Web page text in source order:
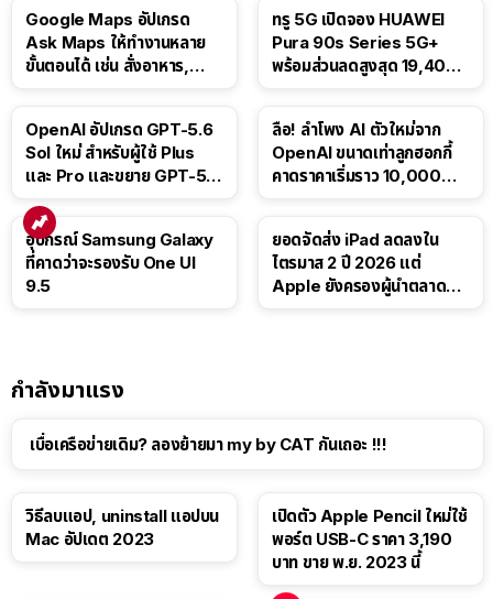
Google Maps อัปเกรด
Ask Maps ให้ทำงานหลาย
ขั้นตอนได้ เช่น สั่งอาหาร,
ทรู 5G เปิดจอง HUAWEI
Pura 90s Series 5G+
พร้อมส่วนลดสูงสุด 19,400
OpenAI อัปเกรด GPT-5.6
Sol ใหม่ สำหรับผู้ใช้ Plus
และ Pro และขยาย GPT-5.6
ลือ! ลำโพง AI ตัวใหม่จาก
OpenAI ขนาดเท่าลูกฮอกกี้
คาดราคาเริ่มราว 10,000
อุปกรณ์ Samsung Galaxy
ที่คาดว่าจะรองรับ One UI
9.5
ยอดจัดส่ง iPad ลดลงใน
ไตรมาส 2 ปี 2026 แต่
Apple ยังครองผู้นำตลาด
กำลังมาแรง
เบื่อเครือข่ายเดิม? ลองย้ายมา my by CAT กันเถอะ !!!
วิธีลบแอป, uninstall แอปบน
Mac อัปเดต 2023
เปิดตัว Apple Pencil ใหม่ใช้
พอร์ต USB-C ราคา 3,190
บาท ขาย พ.ย. 2023 นี้